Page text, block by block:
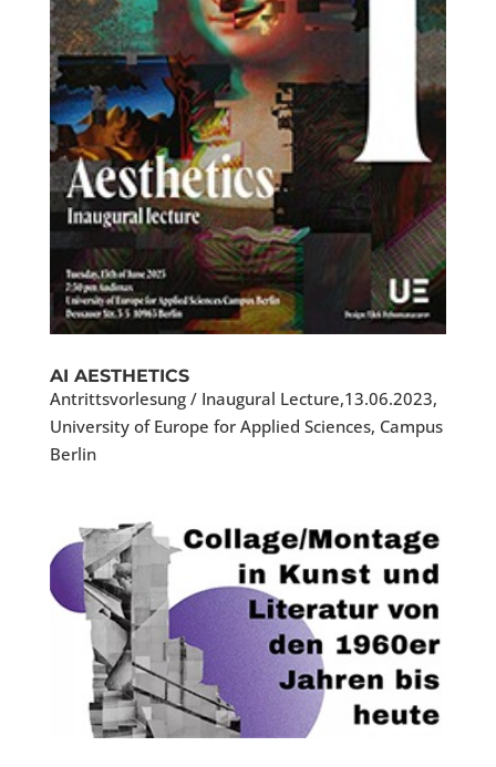
AI AESTHETICS
Antrittsvorlesung / Inaugural Lecture,13.06.2023,
University of Europe for Applied Sciences, Campus
Berlin